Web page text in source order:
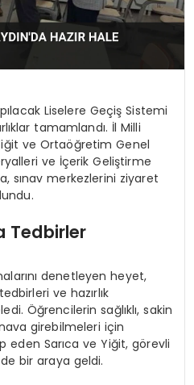
Liselere Geçiş Sistemi
tamamlandı. İl Milli
ve Ortaöğretim Genel
ve İçerik Geliştirme
sınav merkezlerini ziyaret
Tedbirler
denetleyen heyet,
ve hazırlık
Öğrencilerin sağlıklı, sakin
girebilmeleri için
eden Sarıca ve Yiğit, görevli
bir araya geldi.